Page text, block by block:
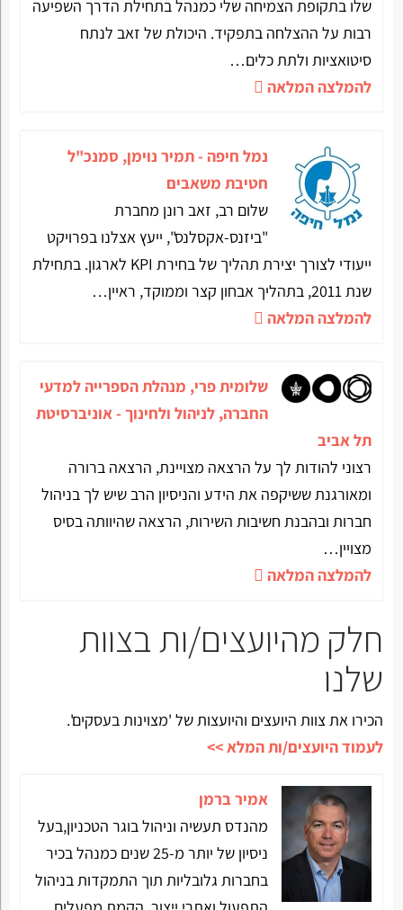
שלו בתקופת הצמיחה שלי כמנהל בתחילת הדרך השפיעה
רבות על ההצלחה בתפקיד. היכולת של זאב לנתח
סיטואציות ולתת כלים…
להמלצה המלאה
נמל חיפה - תמיר נוימן, סמנכ"ל
חטיבת משאבים
שלום רב, זאב רונן מחברת
"ביזנס-אקסלנס", ייעץ אצלנו בפרויקט
ייעודי לצורך יצירת תהליך של בחירת KPI לארגון. בתחילת
שנת 2011, בתהליך אבחון קצר וממוקד, ראיין…
להמלצה המלאה
שלומית פרי, מנהלת הספרייה למדעי
החברה, לניהול ולחינוך - אוניברסיטת
תל אביב
רצוני להודות לך על הרצאה מצויינת, הרצאה ברורה
ומאורגנת ששיקפה את הידע והניסיון הרב שיש לך בניהול
חברות ובהבנת חשיבות השירות, הרצאה שהיוותה בסיס
מצויין…
להמלצה המלאה
חלק מהיועצים/ות בצוות
שלנו
הכירו את צוות היועצים והיועצות של 'מצוינות בעסקים'.
לעמוד היועצים/ות המלא >>
אמיר ברמן
מהנדס תעשיה וניהול בוגר הטכניון,בעל
ניסיון של יותר מ-25 שנים כמנהל בכיר
בחברות גלובליות תוך התמקדות בניהול